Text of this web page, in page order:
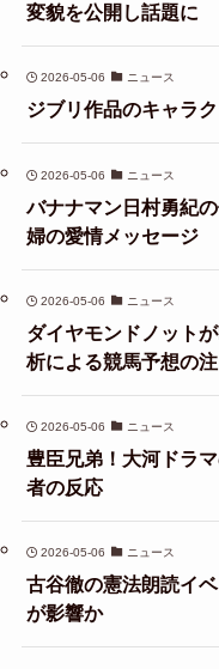
変貌を公開し話題に
2026-05-06 ニュース
ジブリ作品のキャラ
2026-05-06 ニュース
バナナマン日村勇紀
婦の愛情メッセージ
2026-05-06 ニュース
ダイヤモンドノット
析による競馬予想の
2026-05-06 ニュース
豊臣兄弟！大河ドラ
者の反応
2026-05-06 ニュース
古谷徹の憲法朗読イ
が影響か